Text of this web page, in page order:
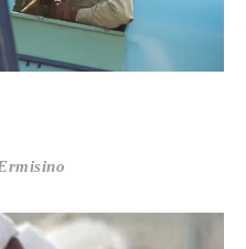
STORIA DI